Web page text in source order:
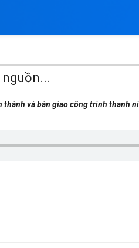
và bàn giao công trình thanh